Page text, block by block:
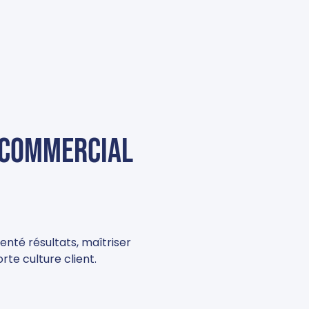
résultats, maîtriser
culture client.